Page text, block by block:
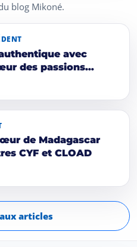
blog Mikoné.
avec
des passions
de Madagascar
CYF et CLOAD
articles